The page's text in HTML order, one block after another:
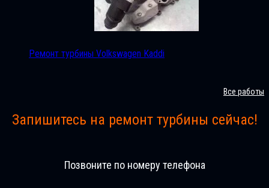
Ремонт турбины Volkswagen Kaddi
Все работы
Запишитесь на ремонт турбины сейчас!
Позвоните по номеру телефона